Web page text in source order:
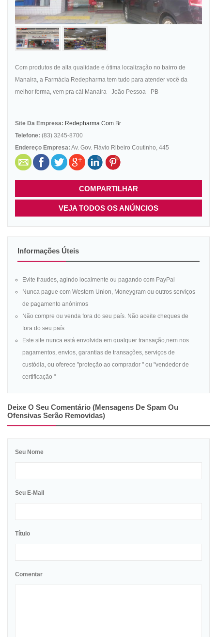
Com produtos de alta qualidade e ótima localização no bairro de
Manaíra, a Farmácia Redepharma tem tudo para atender você da
melhor forma, vem pra cá! Manaíra - João Pessoa - PB
Site Da Empresa: Redepharma.com.br
Telefone: (83) 3245-8700
Endereço Empresa: Av. Gov. Flávio Ribeiro Coutinho, 445
COMPARTILHAR
VEJA TODOS OS ANÚNCIOS
Informações Úteis
Evite fraudes, agindo localmente ou pagando com PayPal
Nunca pague com Western Union, Moneygram ou outros serviços
de pagamento anónimos
Não compre ou venda fora do seu país. Não aceite cheques de
fora do seu país
Este site nunca está envolvida em qualquer transação,nem nos
pagamentos, envios, garantias de transações, serviços de
custódia, ou oferece "proteção ao comprador " ou "vendedor de
certificação "
Deixe O Seu Comentário (mensagens De Spam Ou
Ofensivas Serão Removidas)
Seu Nome
Seu E-Mail
Título
Comentar